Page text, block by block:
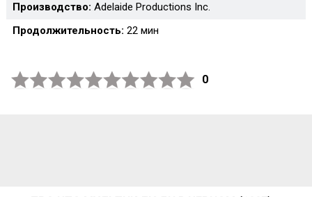
Производство: Adelaide Productions Inc.
Продолжительность: 22 мин
0